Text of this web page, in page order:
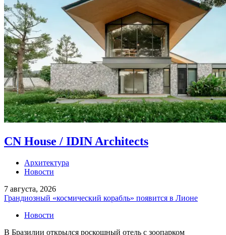
CN House / IDIN Architects
Архитектура
Новости
7 августа, 2026
Грандиозный «космический корабль» появится в Лионе
Новости
В Бразилии открылся роскошный отель с зоопарком